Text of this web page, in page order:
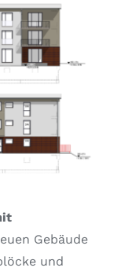
Gebäude
und